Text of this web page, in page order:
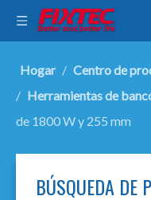
Hogar / Centro de
/ Herramientas de
de 1800 W y 255 mm
BÚSQUEDA DE